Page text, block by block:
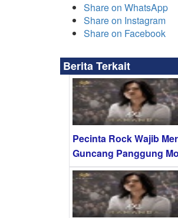
Share on WhatsApp
Share on Instagram
Share on Facebook
Berita Terkait
Pecinta Rock Wajib
Guncang Panggung